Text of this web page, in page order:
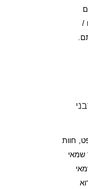
/
חוות
שמאי